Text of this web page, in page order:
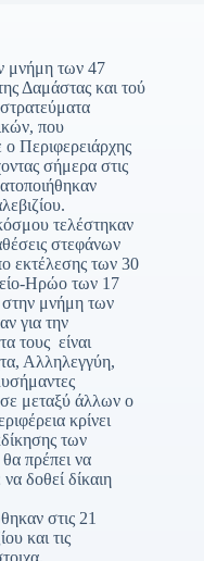
μνήμη των 47
Δαμάστας και τού
που
Περιφερειάρχης
σήμερα στις
τελέστηκαν
στεφάνων
εκτέλεσης των 30
Ηρώο των 17
στην μνήμη των
για την
τους είναι
Αλληλεγγύη,
μεταξύ άλλων ο
κρίνει
των
πρέπει να
δοθεί δίκαιη
στις 21
και τις